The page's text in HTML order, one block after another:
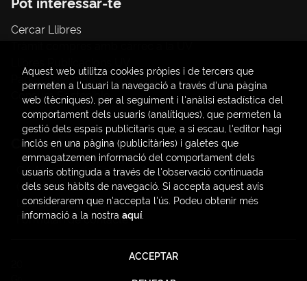
Cercar Llibres
Papereria / material d'oficina
Consum Sostenible
Contacte
C/ Amadeo de Saboya, 4
(+34) 963828968
latendauv@fundacio.es
Formulari de contacte
. Tots els Drets Reservats |
Aquest web utilitza cookies pròpies i de tercers que
permeten a l'usuari la navegació a través d'una pàgina
web (tècniques), per al seguiment i l'anàlisi estadística del
comportament dels usuaris (analítiques), que permeten la
gestió dels espais publicitaris que, a si escau, l'editor hagi
inclòs en una pàgina (publicitàries) i galetes que
emmagatzemen informació del comportament dels
usuaris obtinguda a través de l'observació continuada
dels seus hàbits de navegació. Si accepta aquest avís
considerarem que n'accepta l'ús. Podeu obtenir més
informació a la nostra aquí.
ACCEPTAR